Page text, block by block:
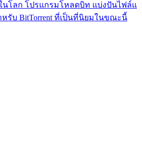
นโลก โปรแกรมโหลดบิท แบ่งปันไฟล์แ
ำหรับ BitTorrent ที่เป็นที่นิยมในขณะนี้